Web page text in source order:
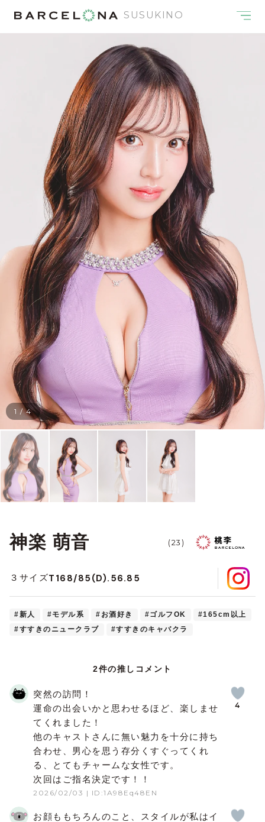
SUSUKINO
1 /4
神楽 萌音 (23)
３サイズT168/85(D).56.85
#新人 #モデル系 #お酒好き #ゴルフOK
#165cm以上
#すすきのニュークラブ
#すすきのキャバクラ
2件の推しコメント
2026/02/03 | ID:1A98Eq48EN
突然の訪問！
運命の出会いかと思わせるほど、楽しませ
てくれました！
他のキャストさんに無い魅力を十分に持ち
合わせ、男心を思う存分くすぐってくれ
る、とてもチャームな女性です。
次回はご指名決定です！！
4
お顔ももちろんのこと、スタイルが私はイ